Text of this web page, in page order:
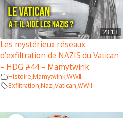
23:13
Les mystérieux réseaux
d’exfiltration de NAZIS du Vatican
– HDG #44 – Mamytwink
Histoire,Mamytwink,WWII
Exflitration,Nazi,Vatican,WWII